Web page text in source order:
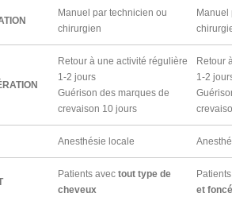
Manuel par technicien ou
chirurgien
Manuel
Retour à une activité régulière
1-2 jours
Guérison des marques de
crevaison 10 jours
Retour
1-2
Anesthésie locale
Patients avec tout type de
cheveux
et